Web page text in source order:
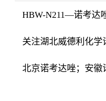
HBW-N211—诺考达
关注湖北威德利化学
北京诺考达唑；安